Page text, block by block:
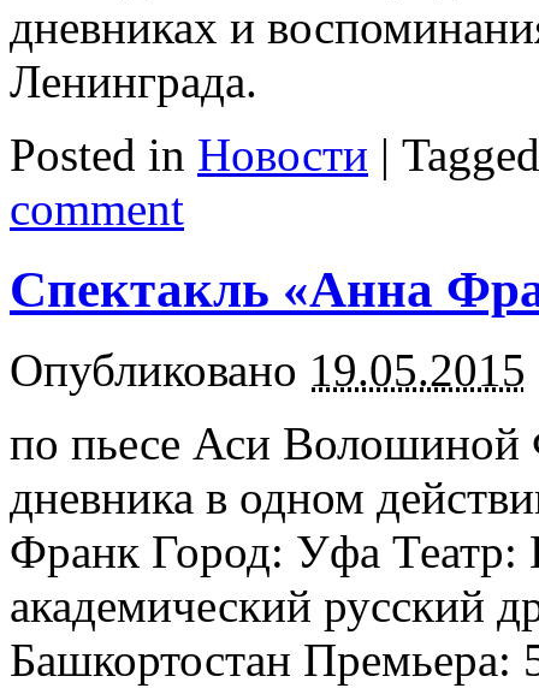
дневниках и
Ленинграда.
Posted in Новости |
comment
Спектакль «Анна
Опубликовано 19.05.2015
по пьесе Аси Волошиной
дневника в одном
Франк Город: Уфа Театр:
академический русский
Башкортостан Премьера: